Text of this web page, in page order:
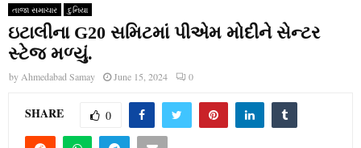
તાજા સમાચાર દુનિયા
ઇટાલીના G20 સમિટમાં પીએમ મોદીને સેન્ટર
સ્ટેજ મળ્યું.
by Ahmedabad Samay June 15, 2024 0
SHARE 0